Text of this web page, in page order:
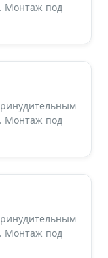
Монтаж под
Монтаж под
Монтаж под